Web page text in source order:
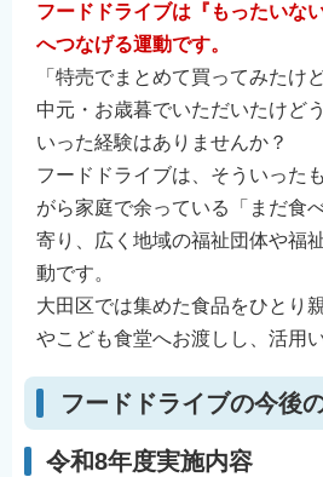
フードドライブは『もったいな
へつなげる運動です。
「特売でまとめて買ってみたけ
中元・お歳暮でいただいたけど
いった経験はありませんか？
フードドライブは、そういった
がら家庭で余っている「まだ食
寄り、広く地域の福祉団体や福
動です。
大田区では集めた食品をひとり
やこども食堂へお渡しし、活用
フードドライブの今後
令和8年度実施内容